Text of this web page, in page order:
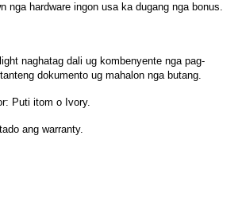
nga hardware ingon usa ka dugang nga bonus.
naghatag dali ug kombenyente nga pag-
dokumento ug mahalon nga butang.
Puti itom o Ivory.
ang warranty.